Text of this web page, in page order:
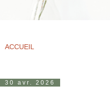
30 avr. 2026